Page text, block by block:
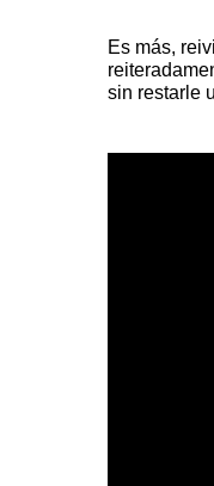
Es más,
sin restarle